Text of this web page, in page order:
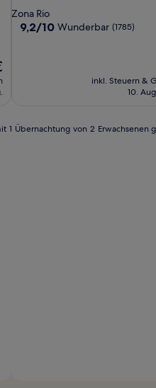
Inn
Tijuana
Tijuana
&
SPA
Sterne-
Unterkunft
Zona Rio
9.2
9,2/10 Wunderbar (1785)
inkl. Steuern &
10.
Übernachtung von 2